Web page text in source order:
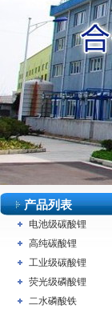
产品列表
电池级碳酸锂
高纯碳酸锂
工业级碳酸锂
荧光级磷酸锂
二水磷酸铁